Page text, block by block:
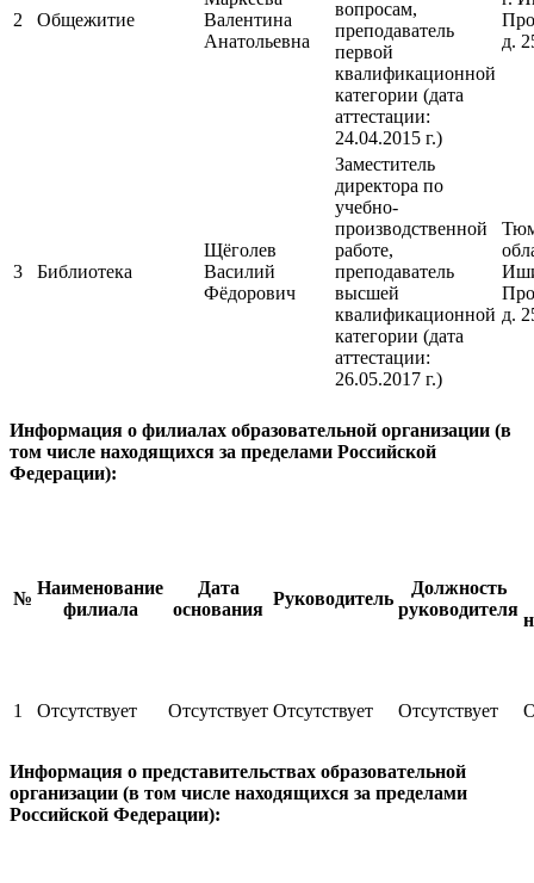
2 Общежитие
Валентина
Анатольевна
вопросам,
преподаватель
первой
квалификационной
категории (дата
аттестации:
24.04.2015 г.)
д.
3 Библиотека
Щёголев
Василий
Фёдорович
Заместитель
директора по
учебно-
производственной
работе,
преподаватель
высшей
квалификационной
категории (дата
аттестации:
26.05.2017 г.)
д.
Информация о филиалах образовательной организации (в
том числе находящихся за пределами Российской
Федерации):
№
Наименование
филиала
Дата
основания
Руководитель
Должность
руководителя
1 Отсутствует Отсутствует Отсутствует Отсутствует
Информация о представительствах образовательной
организации (в том числе находящихся за пределами
Российской Федерации):